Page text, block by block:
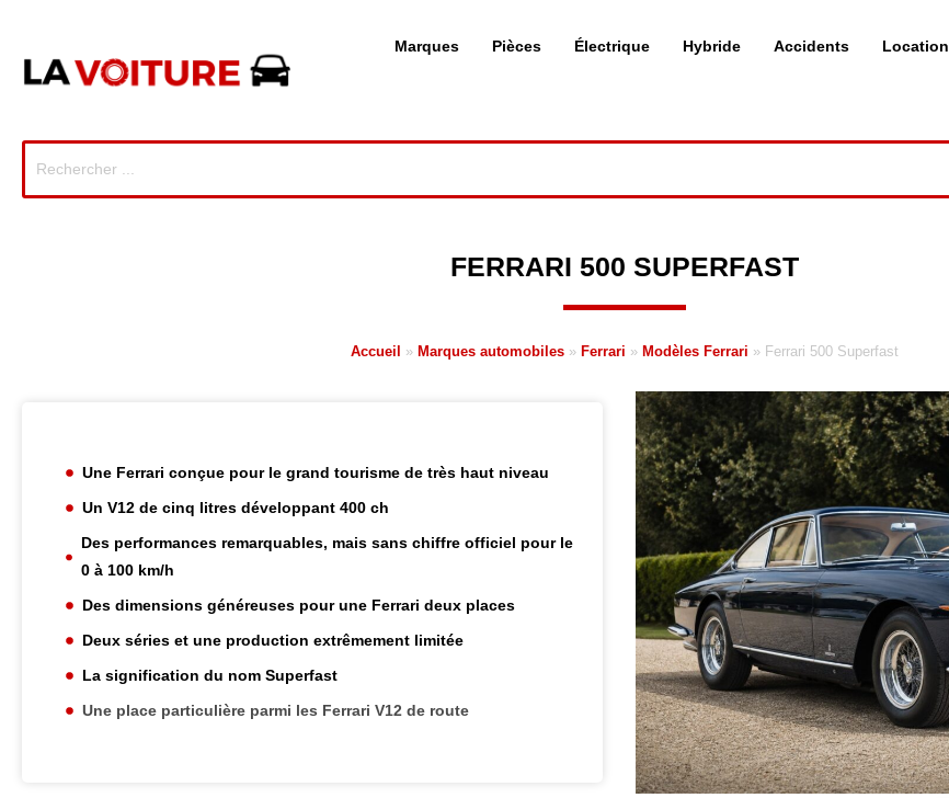
Marques Pièces Électrique Hybride Accidents Location
FERRARI 500 SUPERFAST
Accueil » Marques automobiles » Ferrari » Modèles Ferrari » Ferrari 500 Superfast
Une Ferrari conçue pour le grand tourisme de très haut niveau
Un V12 de cinq litres développant 400 ch
Des performances remarquables, mais sans chiffre officiel pour le
0 à 100 km/h
Des dimensions généreuses pour une Ferrari deux places
Deux séries et une production extrêmement limitée
La signification du nom Superfast
Une place particulière parmi les Ferrari V12 de route